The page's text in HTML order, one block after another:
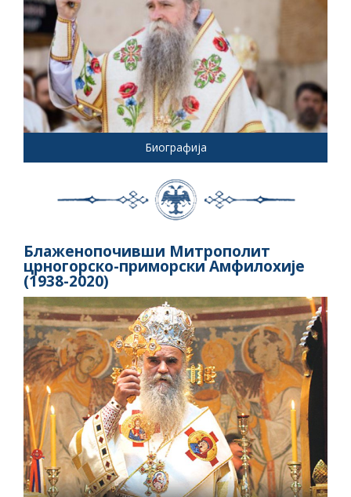
Биографија
Блаженопочивши Митрополит
црногорско-приморски Амфилохије
(1938-2020)